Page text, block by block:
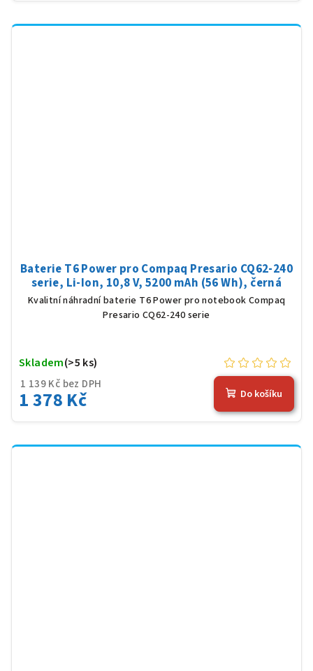
Baterie T6 Power pro Compaq Presario CQ62-240
serie, Li-Ion, 10,8 V, 5200 mAh (56 Wh), černá
Kvalitní náhradní baterie T6 Power pro notebook Compaq
Presario CQ62-240 serie
1 139 Kč bez DPH
1 378 Kč
Skladem(>5 ks)
Do košíku